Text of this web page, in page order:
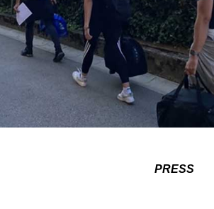
PRESS